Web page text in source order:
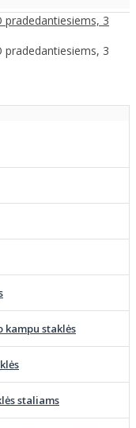
pradedantiesiems, 3
pradedantiesiems, 3
kampu staklės
staliams